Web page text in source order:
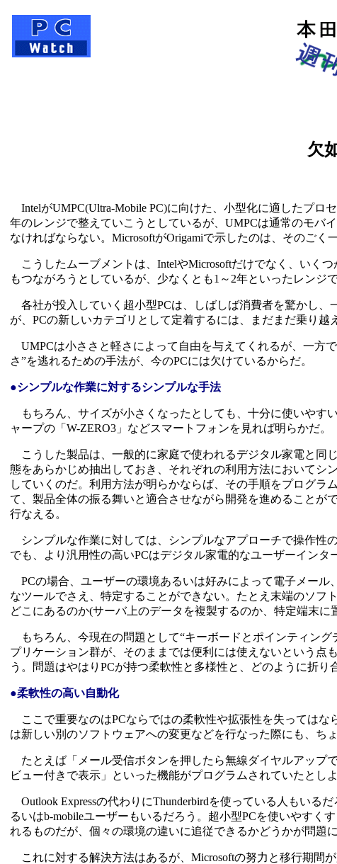
欠
IntelがUMPC(Ultra-Mobile PC)に向けた、小型化に適したプロ
年のレンジで整えていこうとしているが、UMPCは通常のモバ
なければならない。MicrosoftがOrigamiで示したのは、そのごく
こうしたムーブメントは、IntelやMicrosoftだけでなく、いく
もつながろうとしているが、少なくとも1～2年といったレンジ
各社が投入していく超小型PCは、しばしば消費者を驚かし、
が、PCの新しいカテゴリとして定着するには、まだまだ乗り越
UMPCは小ささと軽さによって自由を与えてくれるが、一方
さ”を逃れるための手法が、今のPCには欠けているからだ。
●シンプルな作業に対するシンプルな手法
もちろん、サイズが小さくなったとしても、十分に使いやす
ャープの「W-ZERO3」などスマートフォンを見れば明らかだ。
こうした製品は、一般的に家庭で使われるデジタル家電と同
態をあらかじめ抽出しておき、それぞれの利用方法においてシ
していくのだ。利用方法が明らかならば、その手順をプログラ
て、製品全体の振る舞いと適合させながら開発を進めることが
行なえる。
シンプルな作業に対しては、シンプルなアプローチで操作性
でも、より汎用性の高いPCはデジタル家電的なユーザーインタ
PCの場合、ユーザーの環境あるいは好みによって電子メール
なツールでさえ、特定することができない。たとえ末端のソ
どこにあるのか(サーバ上のデータを複製するのか、特定端末
もちろん、今現在の問題として“キーボードとポインティン
プリケーション群が、そのままでは便利には使えないという点
う。問題はやはりPCが持つ柔軟性と多様性と、どのように折り
●柔軟性の高い自動化
ここで重要なのはPCならではの柔軟性や拡張性を失っては
は新しい別のソフトウェアへの変更などを行なった際にも、ち
たとえば「メール受信ボタンを押したら無線ダイヤルアップ
ビュー付きで表示」といった機能がプログラムされていたとしよ
Outlook Expressの代わりにThunderbirdを使っている人もいる
るいはb-mobileユーザーもいるだろう。超小型PCを使いやす
れるものだが、個々の環境の違いに追従できるかどうかが問題に
これに対する解決方法はあるが、Microsoftの努力と移行期間が